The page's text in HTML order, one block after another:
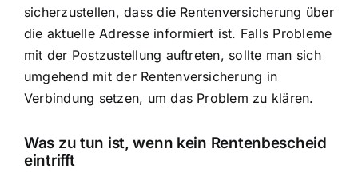
sicherzustellen, dass die Rentenversicherung über
die aktuelle Adresse informiert ist. Falls Probleme
mit der Postzustellung auftreten, sollte man sich
umgehend mit der Rentenversicherung in
Verbindung setzen, um das Problem zu klären.
Was zu tun ist, wenn kein Rentenbescheid
eintrifft